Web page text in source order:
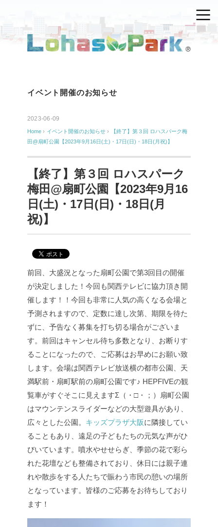
イベント開催のお知らせ
2023-06-09
Home › イベント開催のお知らせ ›
【終了】第３回 ロハスパーク梅
田@扇町公園【2023年9月16日(土)・17日(日)・18日(月祝)】
【終了】第３回 ロハスパーク
梅田@扇町公園【2023年9月16
日(土)・17日(日)・18日(月
祝)】
前回、大盛況となった扇町公園で第3回目の開催
が決定しました！ 今回も関西テレビに協力頂き開
催します！！ 今回も非常に人気の高くなる会場と
予測されますので、定数に達し次第、期限を待た
ずに、予告なく募集を打ち切る場合がございま
す。 前回はキャンセル待ち多数となり、お断りす
ることになったので、ご応募はお早めにお願い致
します。 会場は関西テレビ放送横の都市公園、天
満駅前・扇町駅前の扇町公園です♪ HEPFIVEの観
覧車がすぐそこに見えますΣ（・□・；）
扇町公園
はマウンテンスライダーなどの大型遊具があり、
広々とした公園。 キッズプラザ大阪に隣接してい
ることもあり、遠足の子どもたちの元気な声がひ
びいています。噴水やせせらぎ、季節の花で彩ら
れた花壇なども整備されており、休日には親子連
れや散歩をする人たちで賑わう市民の憩いの場所
となっています。 皆様のご応募をお待ちしており
ます！